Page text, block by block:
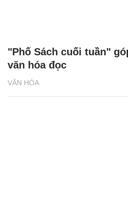
VĂN HÓA
"Phố Sách cuối tuần"
văn hóa đọc